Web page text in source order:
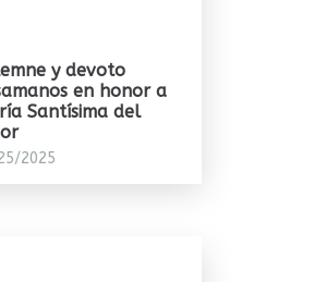
y devoto
en honor a
Santísima del
2025